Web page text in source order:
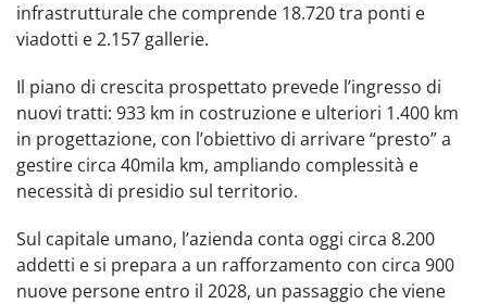
infrastrutturale che comprende 18.720 tra ponti e
viadotti e 2.157 gallerie. ​
Il piano di crescita prospettato prevede l’ingresso di
nuovi tratti: 933 km in costruzione e ulteriori 1.400 km
in progettazione, con l’obiettivo di arrivare “presto” a
gestire circa 40mila km, ampliando complessità e
necessità di presidio sul territorio. ​
Sul capitale umano, l’azienda conta oggi circa 8.200
addetti e si prepara a un rafforzamento con circa 900
nuove persone entro il 2028, un passaggio che viene